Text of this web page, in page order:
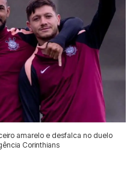
amarelo e desfalca no duelo
Corinthians